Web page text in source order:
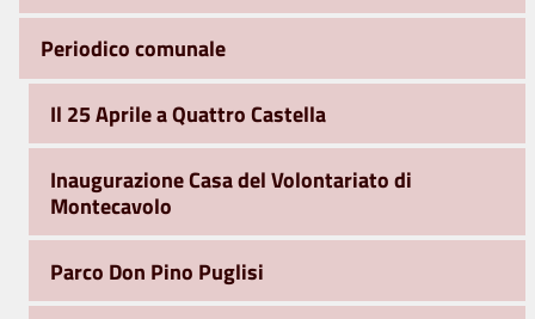
Periodico comunale
Il 25 Aprile a Quattro Castella
Inaugurazione Casa del Volontariato di
Montecavolo
Parco Don Pino Puglisi